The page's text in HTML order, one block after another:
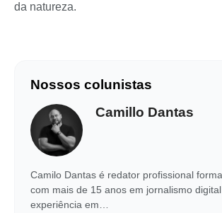
da natureza.
Nossos colunistas
Camillo Dantas
Camilo Dantas é redator profissional
com mais de 15 anos em jornalismo
experiência em…